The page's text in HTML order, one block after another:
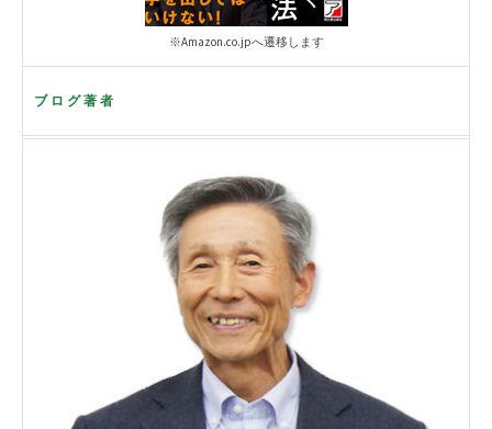
※Amazon.co.jpへ遷移します
ブログ著者